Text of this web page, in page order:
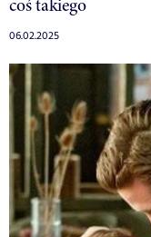
coś takiego
06.02.2025